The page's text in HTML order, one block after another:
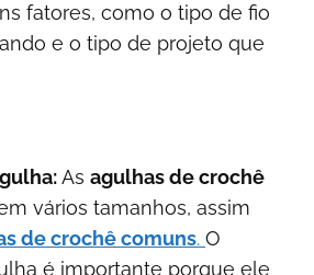
fatores, como o tipo de fio
e o tipo de projeto que
As agulhas de crochê
vários tamanhos, assim
de crochê comuns. O
é importante porque ele